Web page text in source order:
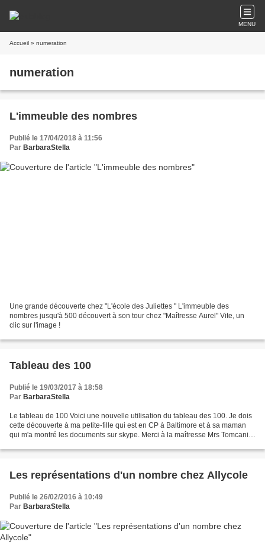
MENU
Accueil » numeration
numeration
L'immeuble des nombres
Publié le 17/04/2018 à 11:56
Par BarbaraStella
Une grande découverte chez "L'école des Juliettes " L'immeuble des
nombres jusqu'à 500 découvert à son tour chez "Maîtresse Aurel" Vite, un
clic sur l'image !
Tableau des 100
Publié le 19/03/2017 à 18:58
Par BarbaraStella
Le tableau de 100 Voici une nouvelle utilisation du tableau des 100. Je dois
cette découverte à ma petite-fille qui est en CP à Baltimore et à sa maman
qui m'a montré les documents sur skype. Merci à la maîtresse Mrs Tomcanin.
Les représentations d'un nombre chez Allycole
Publié le 26/02/2016 à 10:49
Par BarbaraStella